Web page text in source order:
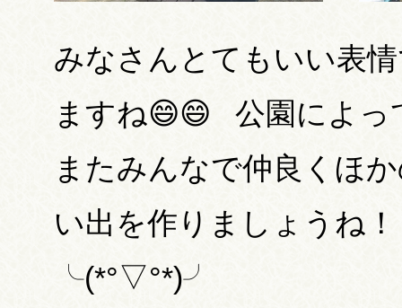
みなさんとてもいい表
ますね😄😄 公園によっ
またみんなで仲良くほ
い出を作りましょうね！